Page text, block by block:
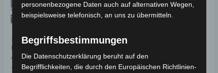
Kostenloser Versand
Universal Zweirad
Abdeckplane in Blau
Kostenloser Versand
Sitzbankabdeckung in
Schwarz
personenbezogene Daten auch auf alternativen Wegen,
beispielsweise telefonisch, an uns zu übermitteln.
Begriffsbestimmungen
Die Datenschutzerklärung beruht auf den
Begrifflichkeiten, die durch den Europäischen Richtlinien-